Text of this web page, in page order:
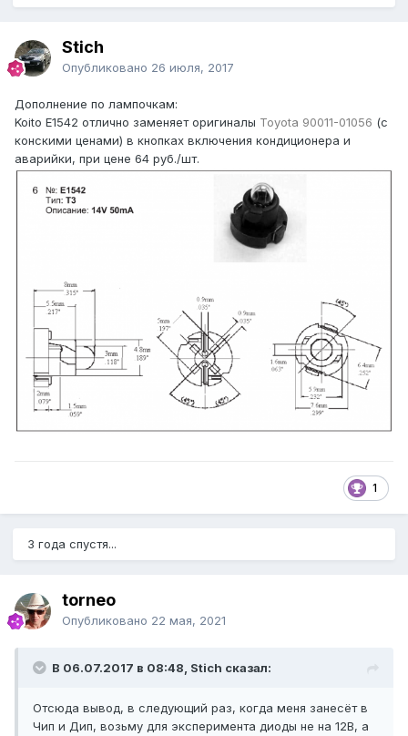
Stich
Опубликовано 26 июля, 2017
Дополнение по лампочкам:
Koito E1542 отлично заменяет оригиналы Toyota 90011-01056 (с
конскими ценами) в кнопках включения кондиционера и
аварийки, при цене 64 руб./шт.
1
3 года спустя...
torneo
Опубликовано 22 мая, 2021
В 06.07.2017 в 08:48, Stich сказал:
Отсюда вывод, в следующий раз, когда меня занесёт в
Чип и Дип, возьму для эксперимента диоды не на 12В, а